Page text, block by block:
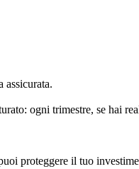
assicurata.
ogni trimestre, se hai
proteggere il tuo